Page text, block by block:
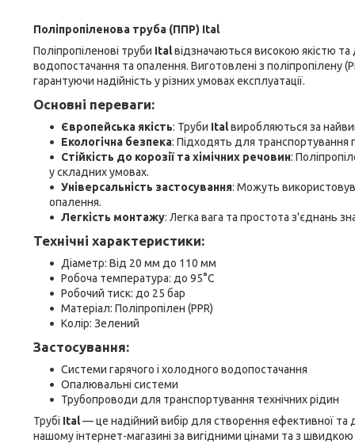
Поліпропіленова труба (ППР) Ital
Поліпропіленові труби Italвідзначаються високою якістю
водопостачання та опалення. Виготовлені з поліпропілену
гарантуючи надійність у різних умовах експлуатації.
Основні переваги:
Європейська якість: Труби Italвиробляються за
Екологічна безпека: Підходять для транспортування
Стійкість до корозії та хімічних речовин:
у складних умовах.
Універсальність застосування: Можуть
опалення.
Легкість монтажу: Легка вага та простота з'єднань
Технічні характеристики:
Діаметр: Від 20 мм до 110 мм
Робоча температура: до 95°C
Робочий тиск: до 25 бар
Матеріал: Поліпропілен (PPR)
Колір: Зелений
Застосування:
Системи гарячого і холодного водопостачання
Опалювальні системи
Трубопроводи для транспортування технічних рідин
Трубі Ital— це надійний вибір для створення ефективної та
нашому інтернет-магазині за вигідними цінами та з швидкою